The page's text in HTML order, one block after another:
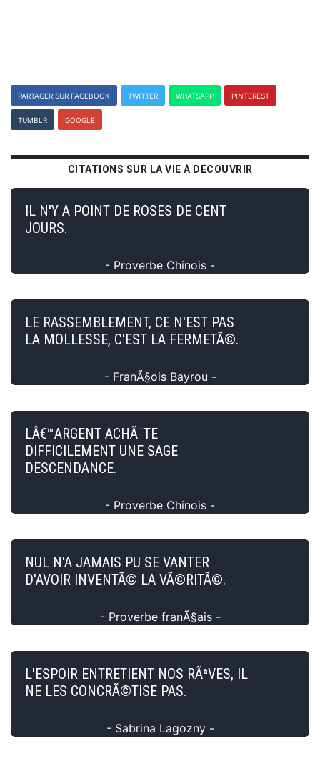
PARTAGER SUR FACEBOOK TWITTER WHATSAPP PINTEREST
TUMBLR GOOGLE
CITATIONS SUR LA VIE À DÉCOUVRIR
IL N'Y A POINT DE ROSES DE CENT
JOURS.
- Proverbe Chinois -
LE RASSEMBLEMENT, CE N'EST PAS
LA MOLLESSE, C'EST LA FERMETÃ©.
- FranÃ§ois Bayrou -
LÂ€™ARGENT ACHÃ¨TE
DIFFICILEMENT UNE SAGE
DESCENDANCE.
- Proverbe Chinois -
NUL N'A JAMAIS PU SE VANTER
D'AVOIR INVENTÃ© LA VÃ©RITÃ©.
- Proverbe franÃ§ais -
L'ESPOIR ENTRETIENT NOS RÃªVES, IL
NE LES CONCRÃ©TISE PAS.
- Sabrina Lagozny -